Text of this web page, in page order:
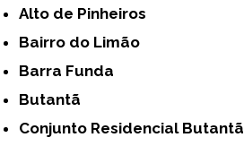
Alto de Pinheiros
Bairro do Limão
Barra Funda
Butantã
Conjunto Residencial Butantã